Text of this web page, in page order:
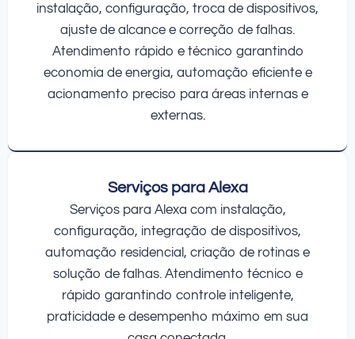
instalação, configuração, troca de dispositivos,
ajuste de alcance e correção de falhas.
Atendimento rápido e técnico garantindo
economia de energia, automação eficiente e
acionamento preciso para áreas internas e
externas.
Serviços para Alexa
Serviços para Alexa com instalação,
configuração, integração de dispositivos,
automação residencial, criação de rotinas e
solução de falhas. Atendimento técnico e
rápido garantindo controle inteligente,
praticidade e desempenho máximo em sua